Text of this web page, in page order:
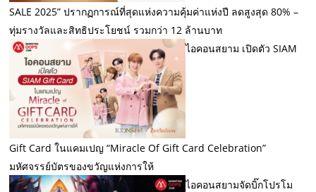
SALE 2025” ปรากฏการณ์ที่สุดแห่งความคุ้มค่าแห่งปี ลดสูงสุด 80% –
ทุ่มรางวัลและสิทธิประโยชน์ รวมกว่า 12 ล้านบาท
ไอคอนสยาม เปิดตัว SIAM
Gift Card ในแคมเปญ “Miracle Of Gift Card Celebration”
มหัศจรรย์บัตรของขวัญแห่งการให้
ไอคอนสยามจัดบิ๊กโปรโม